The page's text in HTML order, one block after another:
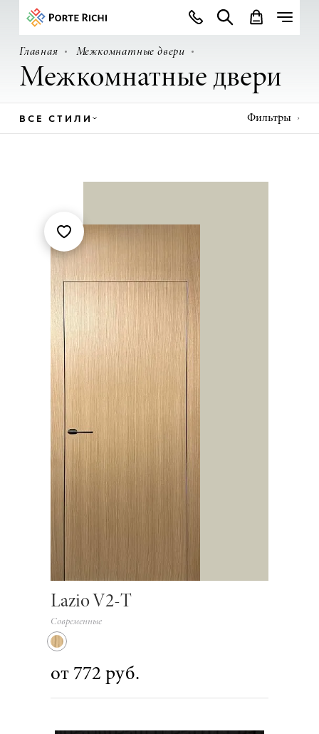
Главная Межкомнатные двери
Межкомнатные двери
ВСЕ СТИЛИ Фильтры
Lazio V2-Т
Современные
от 772 руб.